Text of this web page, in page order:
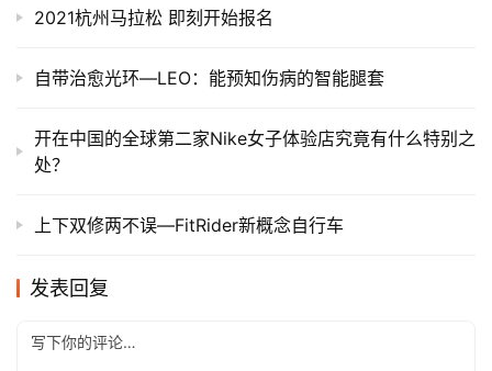
2021杭州马拉松 即刻开始报名
自带治愈光环—LEO：能预知伤病的智能腿套
​开在中国的全球第二家Nike女子体验店究竟有什么特别之
处？
上下双修两不误—FitRider新概念自行车
发表回复